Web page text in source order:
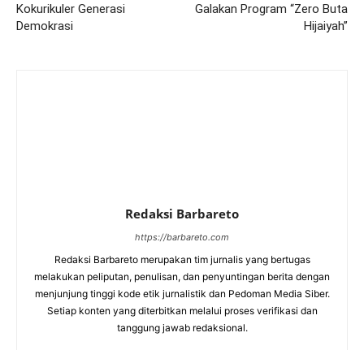
Kokurikuler Generasi
Demokrasi
Galakan Program “Zero Buta
Hijaiyah”
Redaksi Barbareto
https://barbareto.com
Redaksi Barbareto merupakan tim jurnalis yang bertugas
melakukan peliputan, penulisan, dan penyuntingan berita dengan
menjunjung tinggi kode etik jurnalistik dan Pedoman Media Siber.
Setiap konten yang diterbitkan melalui proses verifikasi dan
tanggung jawab redaksional.